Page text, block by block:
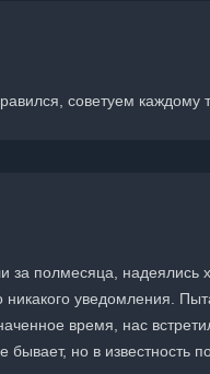
советуем каждому
за полмесяца, надеялись
уведомления.
время, нас
бывает, но в